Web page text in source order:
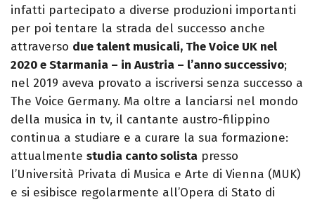
infatti partecipato a diverse produzioni importanti
per poi tentare la strada del successo anche
attraverso due talent musicali, The Voice UK nel
2020 e Starmania – in Austria – l’anno successivo;
nel 2019 aveva provato a iscriversi senza successo a
The Voice Germany. Ma oltre a lanciarsi nel mondo
della musica in tv, il cantante austro-filippino
continua a studiare e a curare la sua formazione:
attualmente studia canto solista presso
l’Università Privata di Musica e Arte di Vienna (MUK)
e si esibisce regolarmente all’Opera di Stato di